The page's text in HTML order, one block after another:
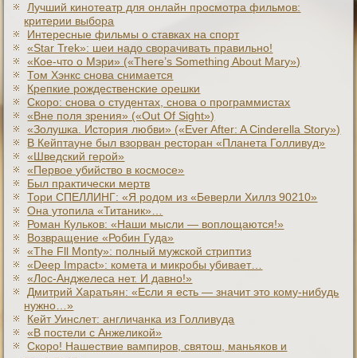
Лучший кинотеатр для онлайн просмотра фильмов:
критерии выбора
Интересные фильмы о ставках на спорт
«Star Trek»: шеи надо сворачивать правильно!
«Кое-что о Мэри» («There’s Something About Mary»)
Том Хэнкс снова снимается
Крепкие рождественские орешки
Скоро: снова о студентах, снова о программистах
«Вне поля зрения» («Out Of Sight»)
«Золушка. История любви» («Ever After: A Cinderеlla Story»)
В Кейптауне был взорван ресторан «Планета Голливуд»
«Шведский герой»
«Первое убийство в космосе»
Был практически мертв
Тори СПЕЛЛИНГ: «Я родом из «Беверли Хиллз 90210»
Она утопила «Титаник»…
Роман Кульков: «Наши мысли — воплощаются!»
Возвращение «Робин Гуда»
«The Fll Monty»: полный мужской стриптиз
«Deep Impact»: комета и микробы убивает…
«Лос-Анджелеса нет. И давно!»
Дмитрий Харатьян: «Если я есть — значит это кому-нибудь
нужно…»
Кейт Уинслет: англичанка из Голливуда
«В постели с Анжеликой»
Скоро! Нашествие вампиров, святош, маньяков и